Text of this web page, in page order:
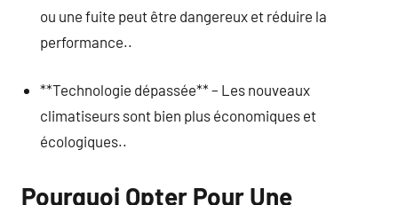
ou une fuite peut être dangereux et réduire la
performance..
**Technologie dépassée** – Les nouveaux
climatiseurs sont bien plus économiques et
écologiques..
Pourquoi Opter Pour Une